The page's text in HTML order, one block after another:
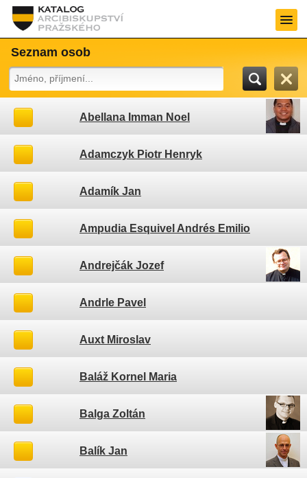
Seznam osob
Abellana Imman Noel
Adamczyk Piotr Henryk
Adamík Jan
Ampudia Esquivel Andrés Emilio
Andrejčák Jozef
Andrle Pavel
Auxt Miroslav
Baláž Kornel Maria
Balga Zoltán
Balík Jan